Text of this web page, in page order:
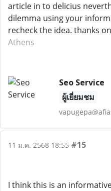
article in to delicius
dilemma using your
recheck the idea. thanks
Athens
Seo Service
ผู้เยี่ยมชม
11 ม.ค. 2568 18:55 #15
I think this is an